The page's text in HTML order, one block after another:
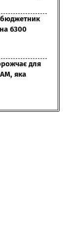
бюджетник
6300
для
яка